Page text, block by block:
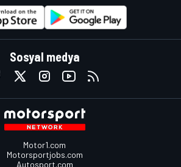
Sosyal medya
Motor1.com
Motorsportjobs.com
Autosport.com